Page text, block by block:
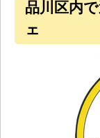
品川区内
ェ